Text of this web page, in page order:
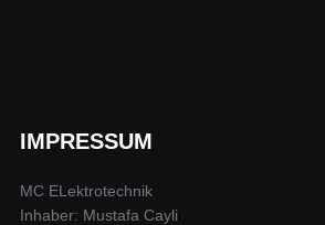
IMPRESSUM
MC ELektrotechnik
Inhaber: Mustafa Cayli